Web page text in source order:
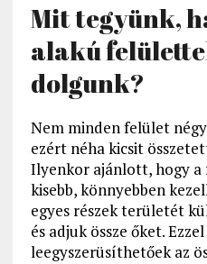
Mit tegyünk,
alakú
dolgunk?
Nem minden felület
ezért néha kicsit
Ilyenkor ajánlott, hogy
kisebb, könnyebben
egyes részek területét
és adjuk össze őket.
leegyszerüsíthetőek az